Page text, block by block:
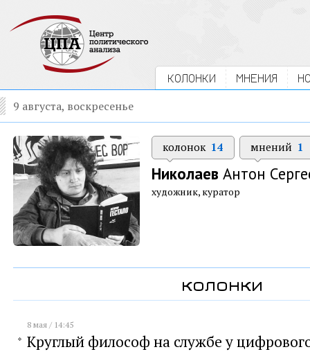
КОЛОНКИ МНЕНИЯ
9 августа, воскресенье
колонок 14 мнений 1
Николаев Антон
художник, куратор
колонки
8 мая / 14:45
Круглый философ на службе у